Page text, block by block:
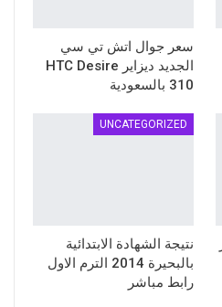
سعر جوال اتش تي سي
الجديد ديزاير HTC Desire
310 بالسعودية
UNCATEGORIZED
نتيجة الشهادة الابتدائية
بالبحيرة 2014 الترم الاول
رابط مباشر